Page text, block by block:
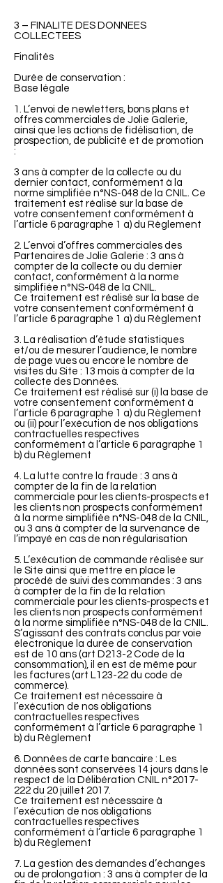
3 – FINALITE DES DONNEES
COLLECTEES
Finalités
Durée de conservation :
Base légale
1. L’envoi de newletters, bons plans et
offres commerciales de Jolie Galerie,
ainsi que les actions de fidélisation, de
prospection, de publicité et de promotion
:
3 ans à compter de la collecte ou du
dernier contact, conformément à la
norme simplifiée n°NS-048 de la CNIL. Ce
traitement est réalisé sur la base de
votre consentement conformément à
l’article 6 paragraphe 1 a) du Règlement
2. L’envoi d’offres commerciales des
Partenaires de Jolie Galerie : 3 ans à
compter de la collecte ou du dernier
contact, conformément à la norme
simplifiée n°NS-048 de la CNIL.
Ce traitement est réalisé sur la base de
votre consentement conformément à
l’article 6 paragraphe 1 a) du Règlement
3. La réalisation d’étude statistiques
et/ou de mesurer l’audience, le nombre
de page vues ou encore le nombre de
visites du Site : 13 mois à compter de la
collecte des Données.
Ce traitement est réalisé sur (i) la base de
votre consentement conformément à
l’article 6 paragraphe 1 a) du Règlement
ou (ii) pour l’exécution de nos obligations
contractuelles respectives
conformément à l’article 6 paragraphe 1
b) du Règlement
4. La lutte contre la fraude : 3 ans à
compter de la fin de la relation
commerciale pour les clients-prospects et
les clients non prospects conformément
à la norme simplifiée n°NS-048 de la CNIL,
ou 3 ans à compter de la survenance de
l’impayé en cas de non régularisation
5. L’exécution de commande réalisée sur
le Site ainsi que mettre en place le
procédé de suivi des commandes : 3 ans
à compter de la fin de la relation
commerciale pour les clients-prospects et
les clients non prospects conformément
à la norme simplifiée n°NS-048 de la CNIL.
S’agissant des contrats conclus par voie
électronique la durée de conservation
est de 10 ans (art D213-2 Code de la
consommation), il en est de même pour
les factures (art L123-22 du code de
commerce).
Ce traitement est nécessaire à
l’exécution de nos obligations
contractuelles respectives
conformément à l’article 6 paragraphe 1
b) du Règlement
6. Données de carte bancaire : Les
données sont conservées 14 jours dans le
respect de la Délibération CNIL n°2017-
222 du 20 juillet 2017.
Ce traitement est nécessaire à
l’exécution de nos obligations
contractuelles respectives
conformément à l’article 6 paragraphe 1
b) du Règlement
7. La gestion des demandes d’échanges
ou de prolongation : 3 ans à compter de la